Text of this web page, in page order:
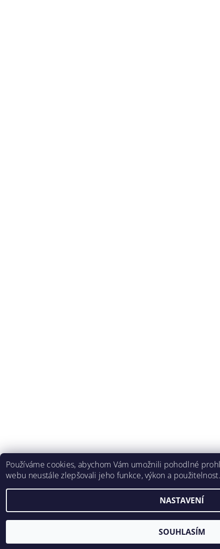
Používáme cookies, abychom Vám umožnili pohodlné
webu neustále zlepšovali jeho funkce, výkon a
NASTAVENÍ
SOUHLASÍM